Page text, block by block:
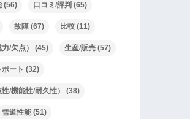
(56) 口コミ/評判 (65)
故障 (67) 比較 (11)
/欠点） (45) 生産/販売 (57)
ート (32)
/機能性/耐久性） (38)
雪道性能 (51)